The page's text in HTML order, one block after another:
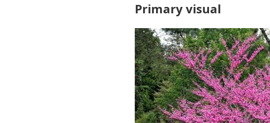
Primary visual